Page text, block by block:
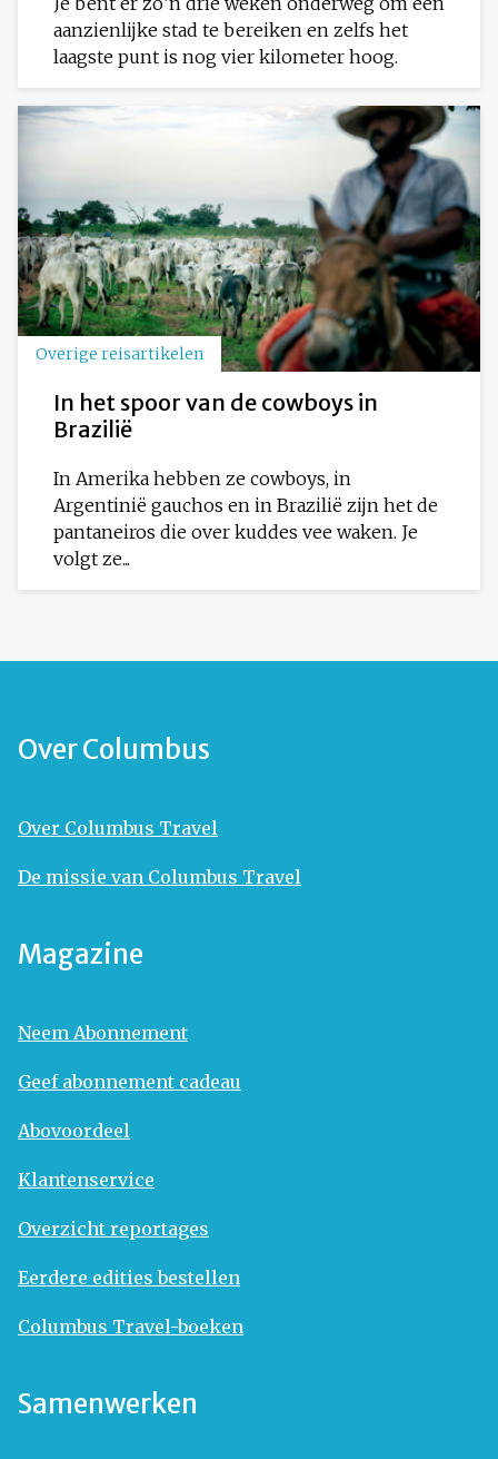
aanzienlijke stad te bereiken en zelfs het
laagste punt is nog vier kilometer hoog.
Overige reisartikelen
In het spoor van de cowboys in
Brazilië
In Amerika hebben ze cowboys, in
Argentinië gauchos en in Brazilië zijn het de
pantaneiros die over kuddes vee waken. Je
volgt ze...
Over Columbus
Over Columbus Travel
De missie van Columbus Travel
Magazine
Neem Abonnement
Geef abonnement cadeau
Abovoordeel
Klantenservice
Overzicht reportages
Eerdere edities bestellen
Columbus Travel-boeken
Samenwerken